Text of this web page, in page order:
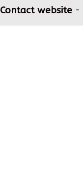
Contact website -